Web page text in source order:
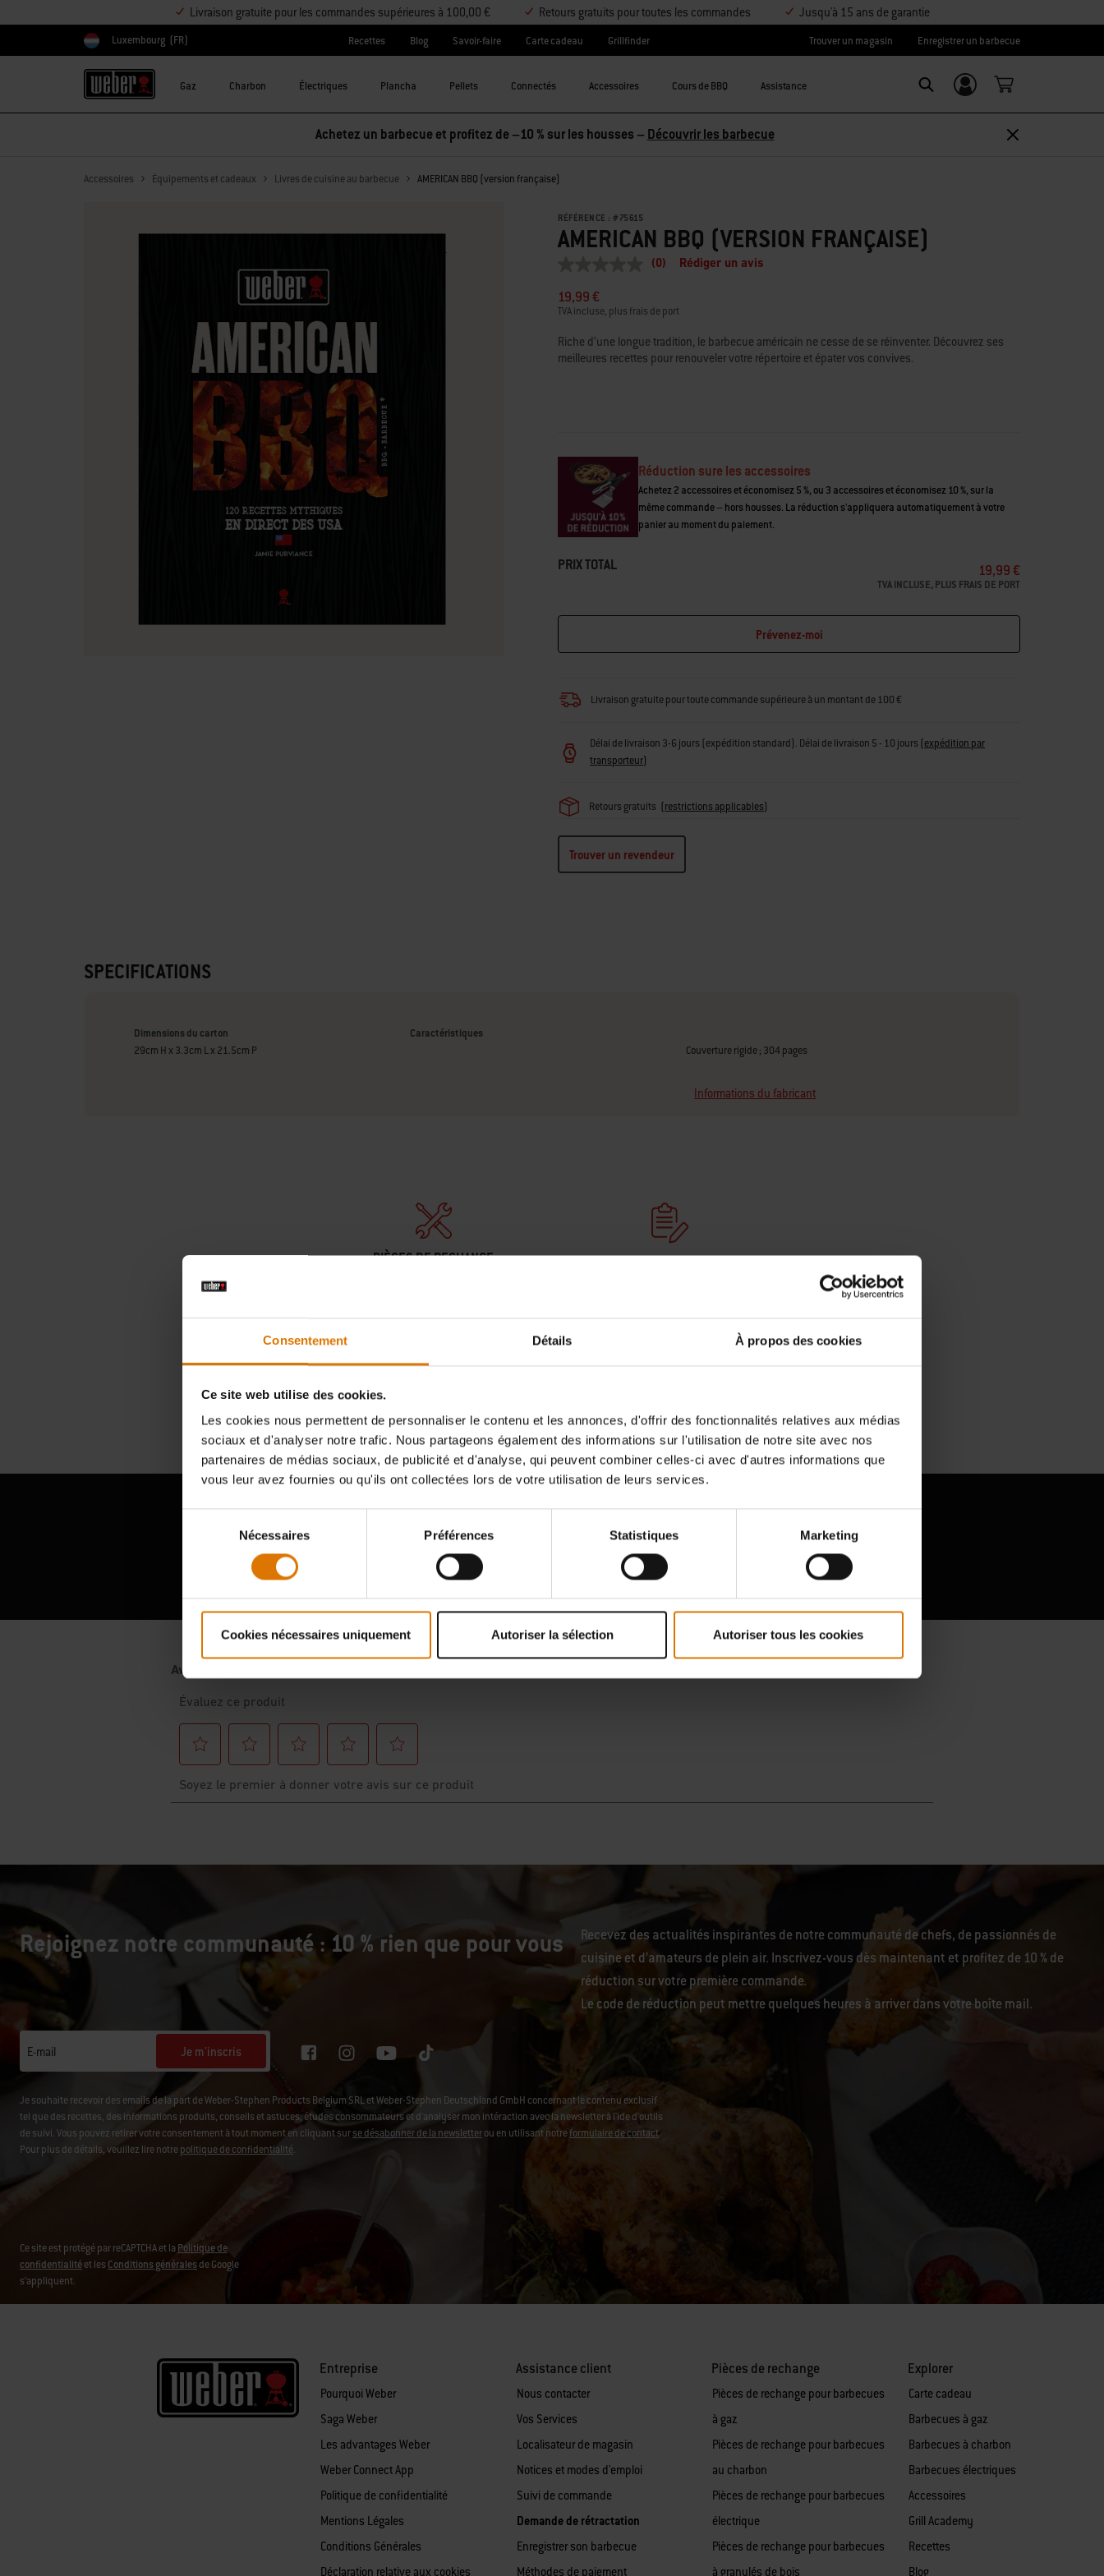
Consentement Détails À propos des cookies
Ce site web utilise des cookies.
Les cookies nous permettent de personnaliser le contenu et les annonces, d'offrir des fonctionnalités relatives aux médias
sociaux et d'analyser notre trafic. Nous partageons également des informations sur l'utilisation de notre site avec nos
partenaires de médias sociaux, de publicité et d'analyse, qui peuvent combiner celles-ci avec d'autres informations que
vous leur avez fournies ou qu'ils ont collectées lors de votre utilisation de leurs services.
consentement
Nécessaires Préférences Statistiques Marketing
Cookies nécessaires uniquement Autoriser la sélection Autoriser tous les cookies
Livraison gratuite pour les commandes supérieures à 100,00 € Retours gratuits pour toutes les commandes Jusqu'à 15 ans de garantie
Choisir un pays
Luxembourg (FR) Recettes Blog Savoir-faire Carte cadeau Grillfinder Trouver un magasin Enregistrer un barbecue
Gaz Charbon Électriques Plancha Pellets Connectés Accessoires Cours de BBQ Assistance
Se connecter/
S’inscrire
Achetez un barbecue et profitez de –10 % sur les housses – Découvrir les barbecue
Accessoires Équipements et cadeaux Livres de cuisine au barbecue AMERICAN BBQ (version française)
RÉFÉRENCE : # 75615
AMERICAN BBQ (VERSION FRANÇAISE)
de
notation
sur
la
même
(0) Rédiger un avis
19,99 €
TVA incluse, plus frais de port
Riche d’une longue tradition, le barbecue américain ne cesse de se réinventer. Découvrez ses
meilleures recettes pour renouveler votre répertoire et épater vos convives.
Réduction sure les accessoires
Achetez 2 accessoires et économisez 5 %, ou 3 accessoires et économisez 10 %, sur la
même commande – hors housses. La réduction s'appliquera automatiquement à votre
panier au moment du paiement.
PRIX TOTAL 19,99 €
TVA INCLUSE, PLUS FRAIS DE PORT
Prévenez-moi
Livraison gratuite pour toute commande supérieure à un montant de 100 €
Délai de livraison 3-6 jours (expédition standard). Délai de livraison 5 - 10 jours (expédition par
transporteur)
Retours gratuits (restrictions applicables)
Trouver un revendeur
SPECIFICATIONS
Dimensions du carton
29cm H x 3.3cm L x 21.5cm P
Caractéristiques
Couverture rigide ; 304 pages
Informations du fabricant
PIÈCES DE RECHANGE
Trouver des pièces
Hear From Other Grillers
Rejoignez notre communauté : 10 % rien que pour vous
Recevez des actualités inspirantes de notre communauté de chefs, de passionnés de
cuisine et d’amateurs de plein air. Inscrivez-vous dès maintenant et profitez de 10 % de
réduction sur votre première commande.
Le code de réduction peut mettre quelques heures à arriver dans votre boîte mail.
E-mail Je m'inscris
Je souhaite recevoir des emails de la part de Weber-Stephen Products Belgium SRL et Weber-Stephen Deutschland GmbH concernant le contenu exclusif
tel que des recettes, des informations produits, conseils et astuces, études consommateurs et d'analyser mon intéraction avec la newsletter à l'ide d'outils
de suivi. Vous pouvez retirer votre consentement à tout moment en cliquant surse désabonner de la newsletterou en utilisant notreformulaire de contact.
Pour plus de détails, veuillez lire notrepolitique de confidentialité.
Ce site est protégé par reCAPTCHA et laPolitique de
confidentialitéet les Conditions généralesde Google
s’appliquent.
Entreprise
Pourquoi Weber
Saga Weber
Les advantages Weber
Weber Connect App
Politique de confidentialité
Mentions Légales
Conditions Générales
Déclaration relative aux cookies
Assistance client
Nous contacter
Vos Services
Localisateur de magasin
Notices et modes d'emploi
Suivi de commande
Demande de rétractation
Enregistrer son barbecue
Méthodes de paiement
Pièces de rechange
Pièces de rechange pour barbecues
à gaz
Pièces de rechange pour barbecues
au charbon
Pièces de rechange pour barbecues
électrique
Pièces de rechange pour barbecues
à granulés de bois
Explorer
Carte cadeau
Barbecues à gaz
Barbecues à charbon
Barbecues électriques
Accessoires
Grill Academy
Recettes
Blog